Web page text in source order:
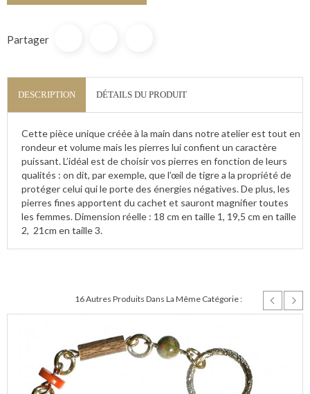
Partager
DESCRIPTION DÉTAILS DU PRODUIT
Cette pièce unique créée à la main dans notre atelier est tout en
rondeur et volume mais les pierres lui confient un caractère
puissant. L’idéal est de choisir vos pierres en fonction de leurs
qualités : on dit, par exemple, que l’œil de tigre a la propriété de
protéger celui qui le porte des énergies négatives. De plus, les
pierres fines apportent du cachet et sauront magnifier toutes
les femmes. Dimension réelle : 18 cm en taille 1, 19,5 cm en taille
2, 21cm en taille 3.
16 Autres Produits Dans La Même Catégorie :